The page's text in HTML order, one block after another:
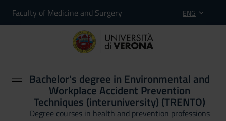
Faculty of Medicine and Surgery ENG
Bachelor's degree in Environmental and
Workplace Accident Prevention
Techniques (interuniversity) (TRENTO)
Degree courses in health and prevention professions